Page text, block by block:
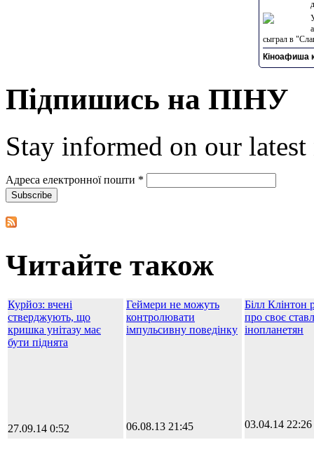
сыграл в
Кіноафиша
Підпишись на ПІНУ
Stay informed on our latest
Адреса електронної пошти *
Читайте також
Курйоз: вчені
стверджують, що
кришка унітазу має
бути піднята
27.09.14 0:52
Геймери не можуть
контролювати
імпульсивну поведінку
06.08.13 21:45
Білл Клінтон
про своє
інопланетян
03.04.14 22:26